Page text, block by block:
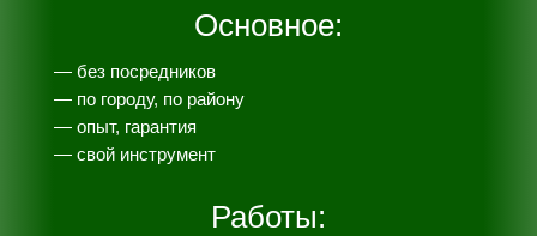
Основное:
— без посредников
— по городу, по району
— опыт, гарантия
— свой инструмент
Работы: